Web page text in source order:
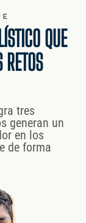
QUE
tres
generan un
en los
de forma